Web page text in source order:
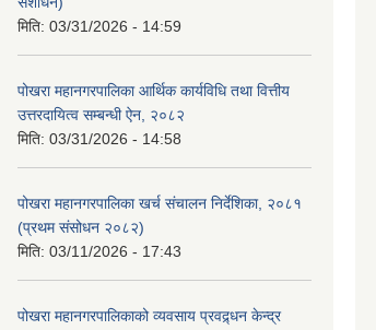
मिति: 03/31/2026 - 14:59
पोखरा महानगरपालिका आर्थिक कार्यविधि तथा वित्तीय
उत्तरदायित्व सम्बन्धी ऐन, २०८२
मिति: 03/31/2026 - 14:58
पोखरा महानगरपालिका खर्च संचालन निर्देशिका, २०८१
(प्रथम संसोधन २०८२)
मिति: 03/11/2026 - 17:43
पोखरा महानगरपालिकाको व्यवसाय प्रवद्र्धन केन्द्र